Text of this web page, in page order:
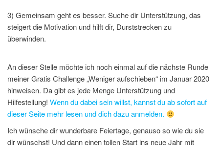
3) Gemeinsam geht es besser. Suche dir Unterstützung, das
steigert die Motivation und hilft dir, Durststrecken zu
überwinden.
An dieser Stelle möchte ich noch einmal auf die nächste Runde
meinerGratis Challenge „Weniger aufschieben“ im Januar 2020
hinweisen. Da gibt es jede Menge Unterstützung und
Hilfestellung! Wenn du dabei sein willst, kannst du ab sofort auf
dieser Seite mehr lesen und dich dazu anmelden.
Ich wünsche dir wunderbare Feiertage, genauso so wie du sie
dir wünschst! Und dann einen tollen Start ins neue Jahr mit